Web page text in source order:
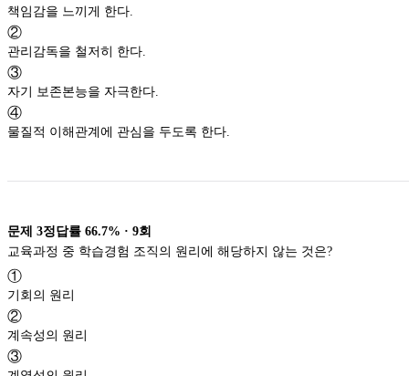
책임감을 느끼게 한다.
②
관리감독을 철저히 한다.
③
자기 보존본능을 자극한다.
④
물질적 이해관계에 관심을 두도록 한다.
문제 3정답률 66.7% · 9회
교육과정 중 학습경험 조직의 원리에 해당하지 않는 것은?
①
기회의 원리
②
계속성의 원리
③